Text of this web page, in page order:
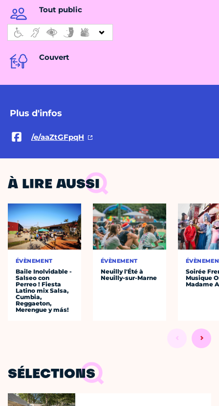
Tout public
Couvert
Plus d'infos
/e/aaZtGFpqH
À LIRE AUSSI
ÉVÈNEMENT
Baile Inolvidable -
Salseo con
Perreo ! Fiesta
Latino mix Salsa,
Cumbia,
Reggaeton,
Merengue y más!
ÉVÈNEMENT
Neuilly l'Été à
Neuilly-sur-Marne
Soirée
Musique
Madame
SÉLECTIONS